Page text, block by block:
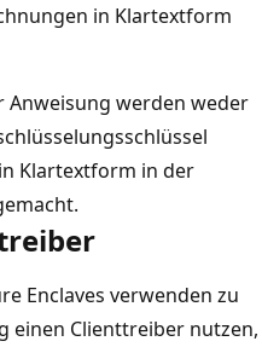
in Klartextform
werden weder
Klartextform in der
Enclaves verwenden zu
einen Clienttreiber nutzen,